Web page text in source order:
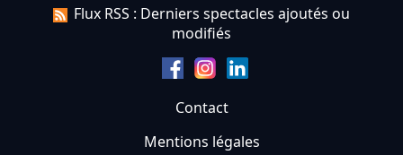
Flux RSS : Derniers spectacles ajoutés ou
modifiés
Contact
Mentions légales